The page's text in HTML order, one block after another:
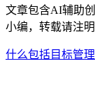
文章包含AI辅助
小编，转载请注明
什么包括目标管理